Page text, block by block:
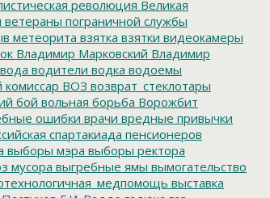
революция Великая
ветераны пограничной службы
метеорита взятка взятки видеокамеры
Владимир Марковский Владимир
вода водители водка водоемы
ВОЗ возврат_стеклотары
бой вольная борьба Ворожбит
ошибки врачи вредные привычки
спартакиада пенсионеров
выборы мэра выборы ректора
мусора выгребные ямы вымогательство
выставка